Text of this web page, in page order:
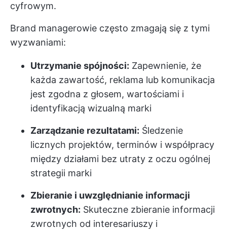
cyfrowym.
Brand managerowie często zmagają się z tymi
wyzwaniami:
Utrzymanie spójności: Zapewnienie, że
każda zawartość, reklama lub komunikacja
jest zgodna z głosem, wartościami i
identyfikacją wizualną marki
Zarządzanie rezultatami: Śledzenie
licznych projektów, terminów i współpracy
między działami bez utraty z oczu ogólnej
strategii marki
Zbieranie i uwzględnianie informacji
zwrotnych: Skuteczne zbieranie informacji
zwrotnych od interesariuszy i